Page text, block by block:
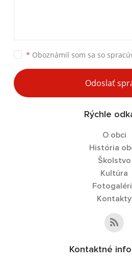
* Oboznámil som sa so
Odoslať
Rýchle
O obci
História
Školstvo
Kultúra
Kontakty
Kontaktné